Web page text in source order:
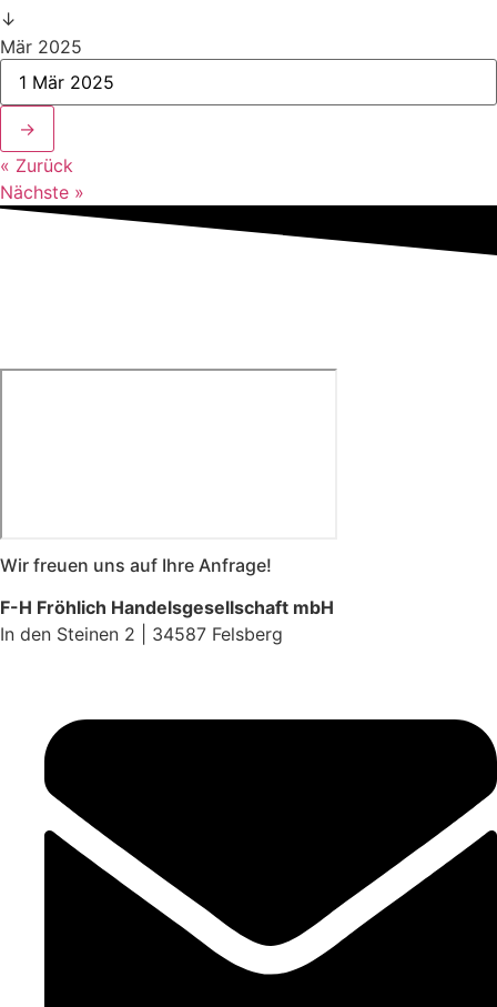
↓
Mär 2025
→
« Zurück
Nächste »
Wir freuen uns auf Ihre Anfrage!
F-H Fröhlich Handelsgesellschaft mbH
In den Steinen 2 | 34587 Felsberg